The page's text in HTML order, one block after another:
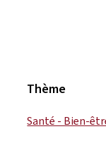
Thème
Santé - Bien-